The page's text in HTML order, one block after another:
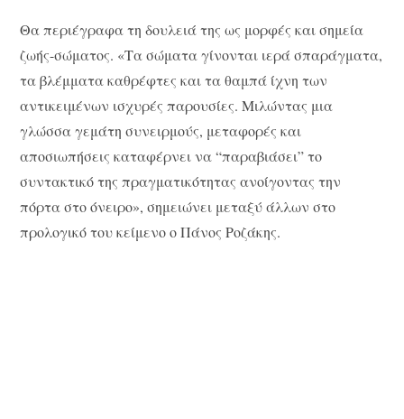
Θα περιέγραφα τη δουλειά της ως μορφές και σημεία
ζωής-σώματος. «Τα σώματα γίνονται ιερά σπαράγματα,
τα βλέμματα καθρέφτες και τα θαμπά ίχνη των
αντικειμένων ισχυρές παρουσίες. Μιλώντας μια
γλώσσα γεμάτη συνειρμούς, μεταφορές και
αποσιωπήσεις καταφέρνει να “παραβιάσει” το
συντακτικό της πραγματικότητας ανοίγοντας την
πόρτα στο όνειρο», σημειώνει μεταξύ άλλων στο
προλογικό του κείμενο ο Πάνος Ροζάκης.